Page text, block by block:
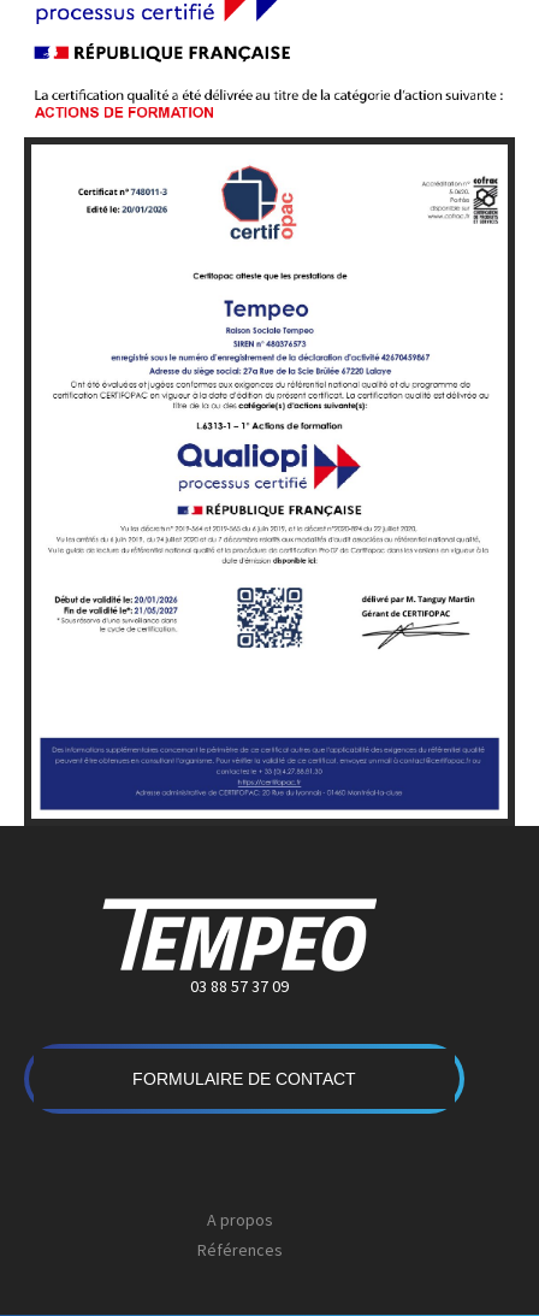
03 88 57 37 09
FORMULAIRE DE CONTACT
A propos
Références